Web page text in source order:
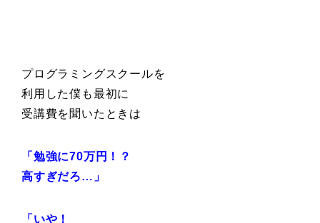
プログラミングスクールを
利用した僕も最初に
受講費を聞いたときは
「勉強に70万円！？
高すぎだろ…」
「いや！